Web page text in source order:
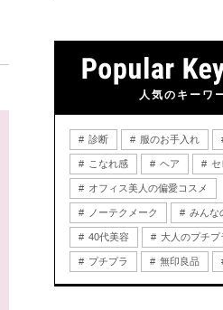
人気のキーワ
診断 服のお手入れ
こなれ感 ヘア
オフィス美人の偏愛コスメ
ノーテクメーク みんな
40代美容 大人のプチプ
プチプラ 無印良品